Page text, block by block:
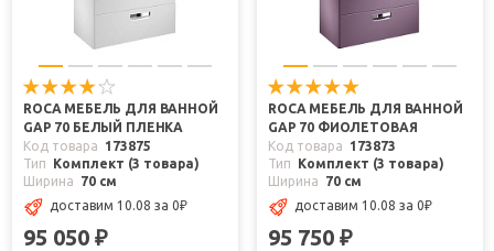
ROCA МЕБЕЛЬ ДЛЯ ВАННОЙ
GAP 70 БЕЛЫЙ ПЛЕНКА
Код товара
173875
Тип
Комплект (3 товара)
Ширина
70 см
доставим 10.08 за 0₽
95 050 ₽
ROCA МЕБЕЛЬ ДЛЯ ВАННОЙ
GAP 70 ФИОЛЕТОВАЯ
Код товара
173873
Тип
Комплект (3 товара)
Ширина
70 см
доставим 10.08 за 0₽
95 750 ₽